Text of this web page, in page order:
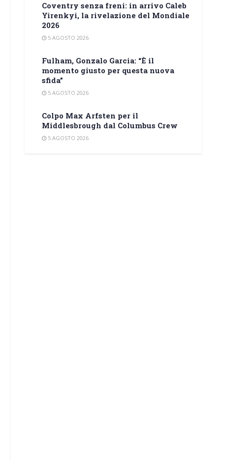
Coventry senza freni: in arrivo Caleb
Yirenkyi, la rivelazione del Mondiale
2026
5 AGOSTO 2026
Fulham, Gonzalo Garcia: “È il
momento giusto per questa nuova
sfida”
5 AGOSTO 2026
Colpo Max Arfsten per il
Middlesbrough dal Columbus Crew
5 AGOSTO 2026